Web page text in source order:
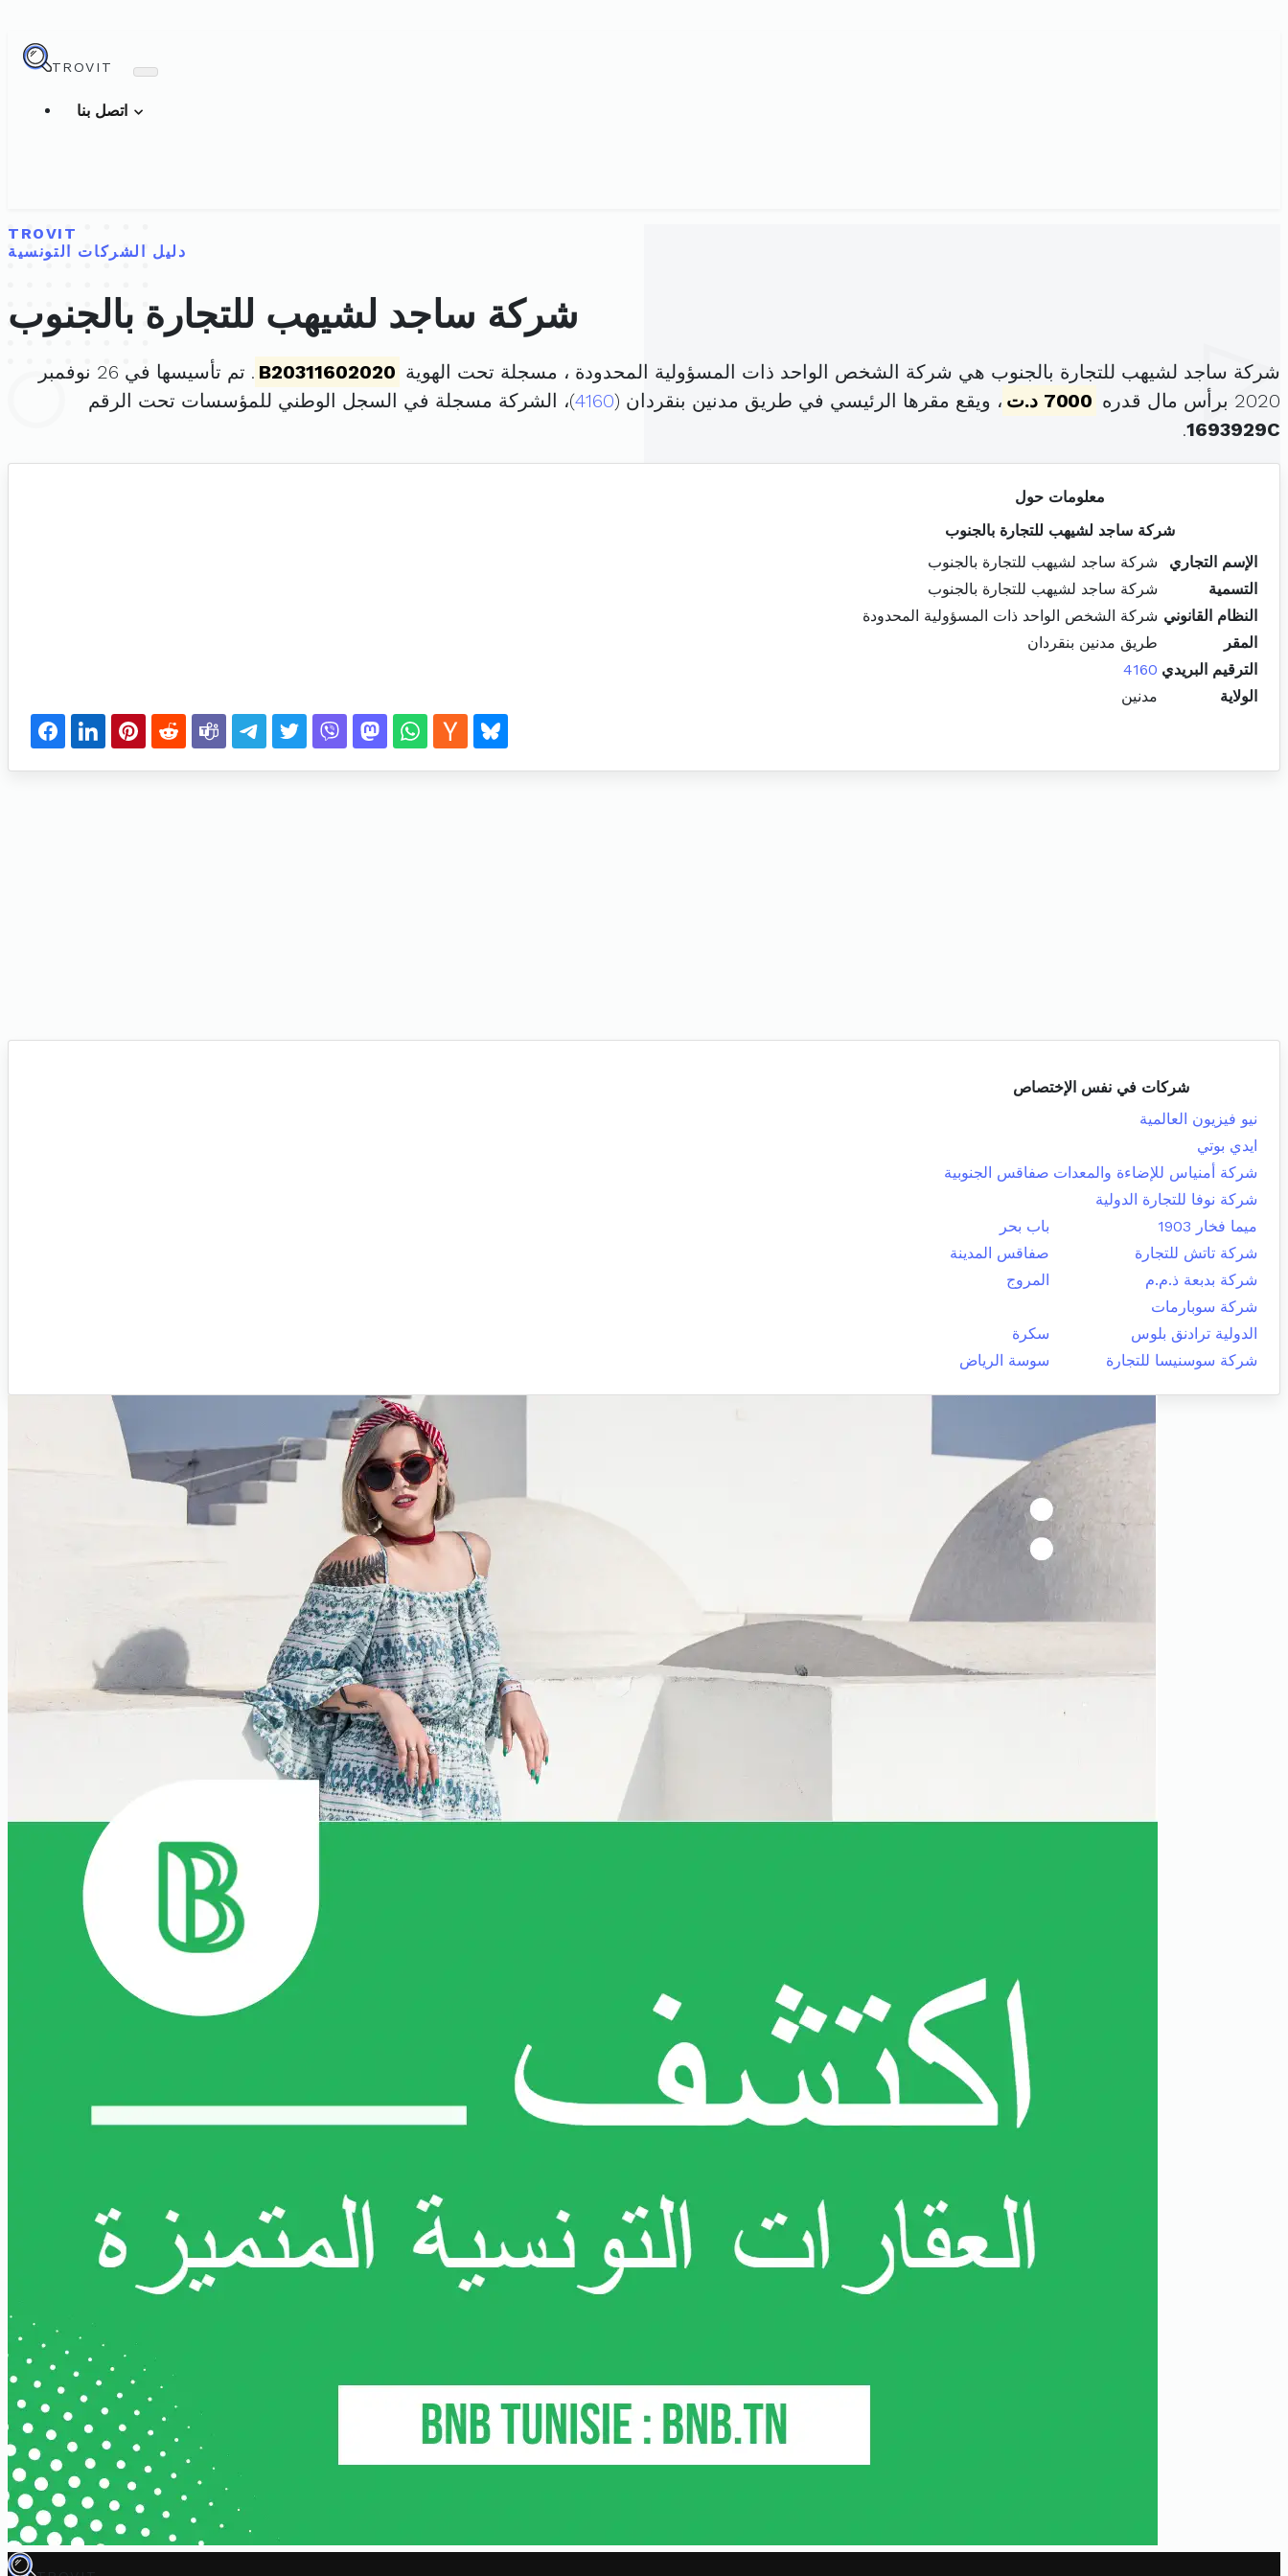
TROVIT
TROVIT
دليل الشركات التونسية
شركة ساجد لشيهب للتجارة بالجنوب
شركة ساجد لشيهب للتجارة بالجنوب هي شركة الشخص الواحد ذات المسؤولية المحدودة ، مسجلة تحت الهوية B20311602020
. تم تأسيسها في 26 نوفمبر
2020 برأس مال قدره
7000 د.ت ، ويقع مقرها الرئيسي في طريق مدنين بنقردان (4160)، الشركة مسجلة في السجل الوطني للمؤسسات تحت الرقم
1693929C
.
معلومات حول
شركة ساجد لشيهب للتجارة بالجنوب
الإسم التجاري
شركة ساجد لشيهب للتجارة بالجنوب
التسمية
شركة ساجد لشيهب للتجارة بالجنوب
النظام القانوني شركة الشخص الواحد ذات المسؤولية المحدودة
المقر
طريق مدنين بنقردان
الترقيم البريدي 4160
الولاية
مدنين
شركات في نفس الإختصاص
نيو فيزيون العالمية
ايدي بوتي
شركة أمنياس للإضاءة والمعدات صفاقس الجنوبية
شركة نوفا للتجارة الدولية
ميما فخار 1903
باب بحر
شركة تاتش للتجارة
صفاقس المدينة
شركة بدبعة ذ.م.م
المروج
شركة سوبارمات
الدولية ترادنق بلوس
سكرة
شركة سوسنيسا للتجارة
سوسة الرياض